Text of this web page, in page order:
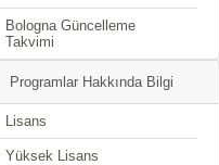
Bologna Güncelleme
Takvimi
Programlar Hakkında Bilgi
Lisans
Yüksek Lisans